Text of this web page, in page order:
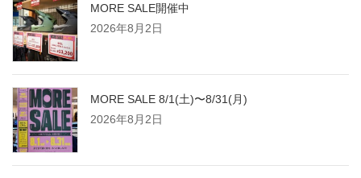
MORE SALE開催中
2026年8月2日
MORE SALE 8/1(土)〜8/31(月)
2026年8月2日